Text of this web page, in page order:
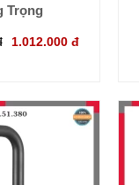
Trọng
1.012.000 đ